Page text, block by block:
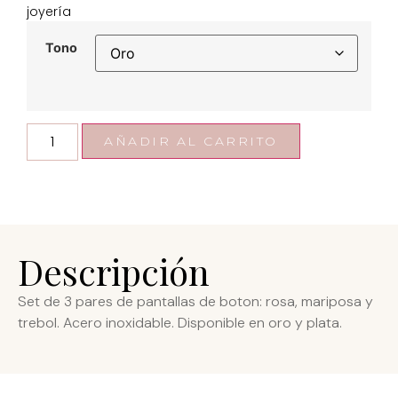
joyería
Tono
AÑADIR AL CARRITO
Descripción
Set de 3 pares de pantallas de boton: rosa, mariposa y
trebol. Acero inoxidable. Disponible en oro y plata.